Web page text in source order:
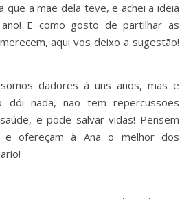
que a mãe dela teve, e achei a ideia
E como gosto de partilhar as
aqui vos deixo a sugestão!
dadores à uns anos, mas e
dói nada, não tem repercussões
e pode salvar vidas! Pensem
ofereçam à Ana o melhor dos